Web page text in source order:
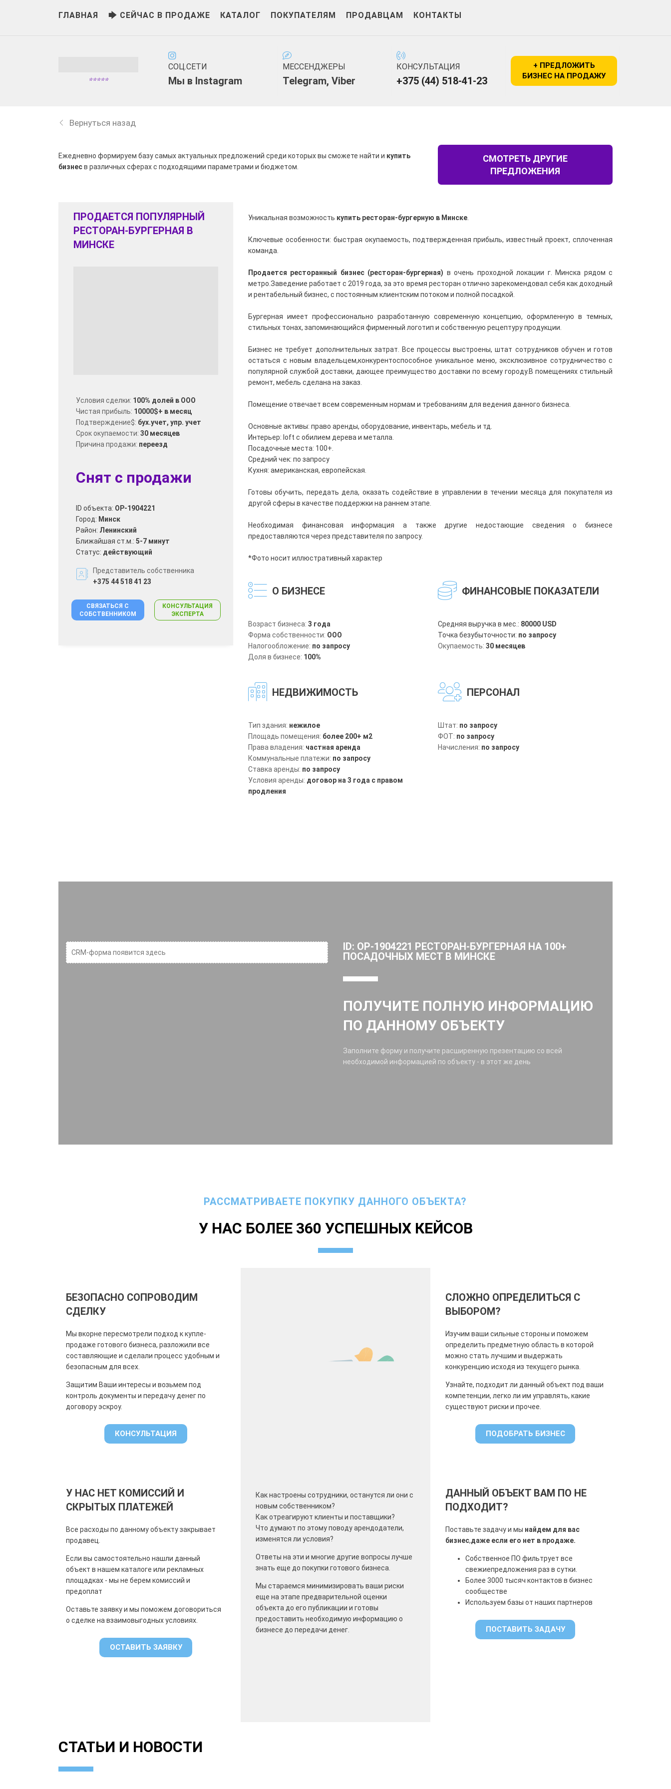
ГЛАВНАЯ 🡆 СЕЙЧАС В ПРОДАЖЕ КАТАЛОГ ПОКУПАТЕЛЯМ ПРОДАВЦАМ КОНТАКТЫ
⭐⭐⭐⭐⭐
СОЦ.СЕТИ
Мы в Instagram
МЕССЕНДЖЕРЫ
Telegram, Viber
КОНСУЛЬТАЦИЯ
+375 (44) 518-41-23
+ ПРЕДЛОЖИТЬ
БИЗНЕС НА ПРОДАЖУ
Вернуться назад
Ежедневно формируем базу самых актуальных предложений среди которых вы сможете найти и купить
бизнесв различных сферах с подходящими параметрами и бюджетом.
СМОТРЕТЬ ДРУГИЕ
ПРЕДЛОЖЕНИЯ
ПРОДАЕТСЯ ПОПУЛЯРНЫЙ
РЕСТОРАН-БУРГЕРНАЯ В
МИНСКЕ
Условия сделки: 100% долей в ООО
Чистая прибыль: 10000$+ в месяц
Подтверждение$: бух.учет, упр. учет
Срок окупаемости: 30 месяцев
Причина продажи: переезд
Снят с продажи
ID объекта: OP-1904221
Город: Минск
Район: Ленинский
Ближайшая ст.м.: 5-7 минут
Статус: действующий
Представитель собственника
+375 44 518 41 23
СВЯЗАТЬСЯ С
СОБСТВЕННИКОМ
КОНСУЛЬТАЦИЯ
ЭКСПЕРТА
Уникальная возможность купить ресторан-бургерную в Минске
Ключевые особенности: быстрая окупаемость, подтвержденная прибыль, известный проект, сплоченная
команда.
Продается ресторанный бизнес (ресторан-бургерная) в очень проходной локации г. Минска рядом с
метро.Заведение работает с 2019 года, за это время ресторан отлично зарекомендовал себя как доходный
и рентабельный бизнес, с постоянным клиентским потоком и полной посадкой.
Бургерная имеет профессионально разработанную современную концепцию, оформленную в темных,
стильных тонах, запоминающийся фирменный логотип и собственную рецептуру продукции.
Бизнес не требует дополнительных затрат. Все процессы выстроены, штат сотрудников обучен и готов
остаться с новым владельцем,конкурентоспособное уникальное меню, эксклюзивное сотрудничество с
популярной службой доставки, дающее преимущество доставки по всему городу.В помещениях стильный
ремонт, мебель сделана на заказ.
Помещение отвечает всем современным нормам и требованиям для ведения данного бизнеса.
Основные активы: право аренды, оборудование, инвентарь, мебель и тд.
Интерьер: loft с обилием дерева и металла.
Посадочные места: 100+.
Средний чек: по запросу
Кухня: американская, европейская.
Готовы обучить, передать дела, оказать содействие в управлении в течении месяца для покупателя из
другой сферы в качестве поддержки на раннем этапе.
Необходимая финансовая информация а также другие недостающие сведения о бизнесе
предоставляются через представителя по запросу.
*Фото носит иллюстративный характер
О БИЗНЕСЕ
Возраст бизнеса: 3 года
Форма собственности: ООО
Налогообложение: по запросу
Доля в бизнесе: 100%
ФИНАНСОВЫЕ ПОКАЗАТЕЛИ
Средняя выручка в мес.: 80000 USD
Точка безубыточности: по запросу
Окупаемость: 30 месяцев
НЕДВИЖИМОСТЬ
Тип здания: нежилое
Площадь помещения: более 200+ м2
Права владения: частная аренда
Коммунальные платежи: по запросу
Ставка аренды: по запросу
Условия аренды: договор на 3 года с правом
продления
ПЕРСОНАЛ
Штат: по запросу
ФОТ: по запросу
Начисления: по запросу
CRM-форма появится здесь
ID: OP-1904221 РЕСТОРАН-БУРГЕРНАЯ НА 100+
ПОСАДОЧНЫХ МЕСТ В МИНСКЕ
ПОЛУЧИТЕ ПОЛНУЮ ИНФОРМАЦИЮ
ПО ДАННОМУ ОБЪЕКТУ
Заполните форму и получите расширенную презентацию со всей
необходимой информацией по объекту - в этот же день
РАССМАТРИВАЕТЕ ПОКУПКУ ДАННОГО ОБЪЕКТА?
У НАС БОЛЕЕ 360 УСПЕШНЫХ КЕЙСОВ
БЕЗОПАСНО СОПРОВОДИМ
СДЕЛКУ
Мы вкорне пересмотрели подход к купле-
продаже готового бизнеса, разложили все
составляющие и сделали процесс удобным и
безопасным для всех.
Защитим Ваши интересы и возьмем под
контроль документы и передачу денег по
договору эскроу.
КОНСУЛЬТАЦИЯ
У НАС НЕТ КОМИССИЙ И
СКРЫТЫХ ПЛАТЕЖЕЙ
Все расходы по данному объекту закрывает
продавец.
Если вы самостоятельно нашли данный
объект в нашем каталоге или рекламных
площадках - мы не берем комиссий и
предоплат
Оставьте заявку и мы поможем договориться
о сделке на взаимовыгодных условиях.
ОСТАВИТЬ ЗАЯВКУ
Как настроены сотрудники, останутся ли они с
новым собственником?
Как отреагируют клиенты и поставщики?
Что думают по этому поводу арендодатели,
изменятся ли условия?
Ответы на эти и многие другие вопросы лучше
знать еще до покупки готового бизнеса.
Мы стараемся минимизировать ваши риски
еще на этапе предварительной оценки
объекта до его публикации и готовы
предоставить необходимую информацию о
бизнесе до передачи денег.
СЛОЖНО ОПРЕДЕЛИТЬСЯ С
ВЫБОРОМ?
Изучим ваши сильные стороны и поможем
определить предметную область в которой
можно стать лучшим и выдержать
конкуренцию исходя из текущего рынка.
Узнайте, подходит ли данный объект под ваши
компетенции, легко ли им управлять, какие
существуют риски и прочее.
ПОДОБРАТЬ БИЗНЕС
ДАННЫЙ ОБЪЕКТ ВАМ ПО НЕ
ПОДХОДИТ?
Поставьте задачу и мы найдем для вас
бизнес,даже если его нет в продаже.
Собственное ПО фильтрует все
свежиепредложения раз в сутки.
Более 3000 тысяч контактов в бизнес
сообществе
Используем базы от наших партнеров
ПОСТАВИТЬ ЗАДАЧУ
СТАТЬИ И НОВОСТИ